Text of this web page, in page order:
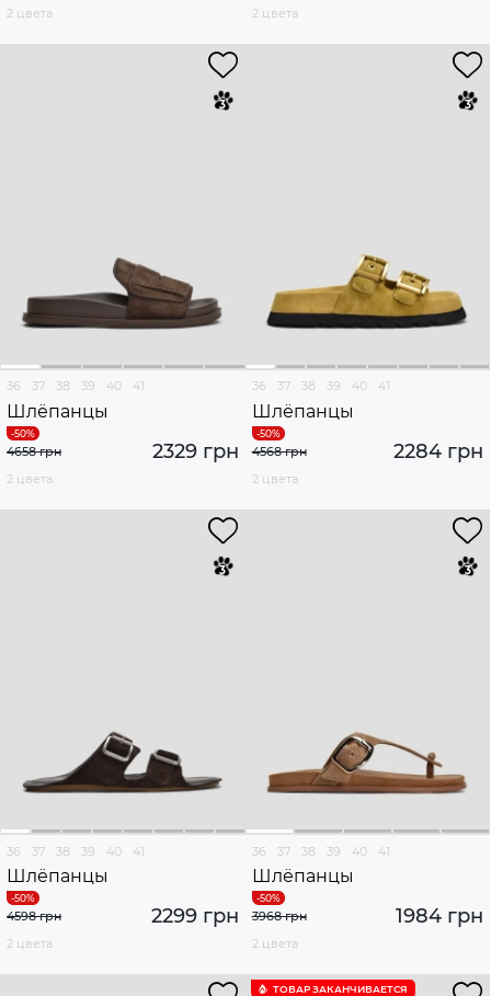
2 цвета
2 цвета
36 37 38 39 40 41
Шлёпанцы
2329 грн
4658 грн
2 цвета
36 37 38 39 40 41
Шлёпанцы
2284 грн
4568 грн
2 цвета
36 37 38 39 40 41
Шлёпанцы
2299 грн
4598 грн
2 цвета
36 37 38 39 40 41
Шлёпанцы
1984 грн
3968 грн
2 цвета
ТОВАР ЗАКАНЧИВАЕТСЯ